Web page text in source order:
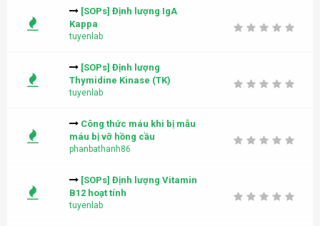
[SOPs] Định lượng IgA
Kappa
tuyenlab
[SOPs] Định lượng
Thymidine Kinase (TK)
tuyenlab
Công thức máu khi bị mẫu
máu bị vỡ hồng cầu
phanbathanh86
[SOPs] Định lượng Vitamin
B12 hoạt tính
tuyenlab